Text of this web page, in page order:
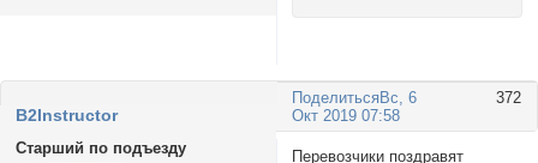
Поделиться 372
Вс, 6
Окт 2019 07:58
B2Instructor
Старший по подъезду
Перевозчики поздравят